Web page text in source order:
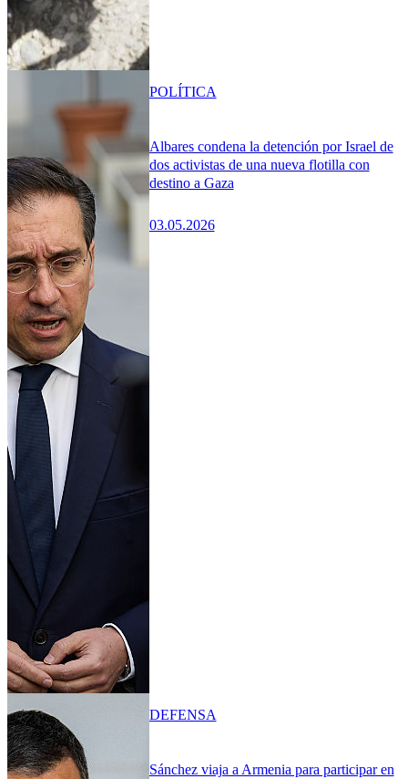
Albares condena la detención por Israel de
dos activistas de una nueva flotilla con
destino a Gaza
03.05.2026
POLÍTICA
Sánchez viaja a Armenia para participar en
DEFENSA